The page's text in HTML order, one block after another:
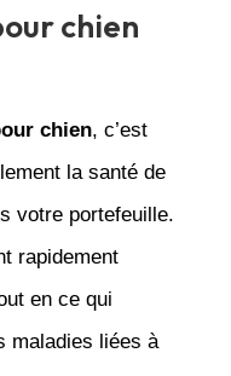
chien
chien, c’est
la santé de
votre portefeuille.
rapidement
en ce qui
maladies liées à